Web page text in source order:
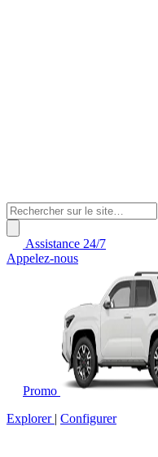
Assistance 24/7
Appelez-nous
Promo
Explorer | Configurer